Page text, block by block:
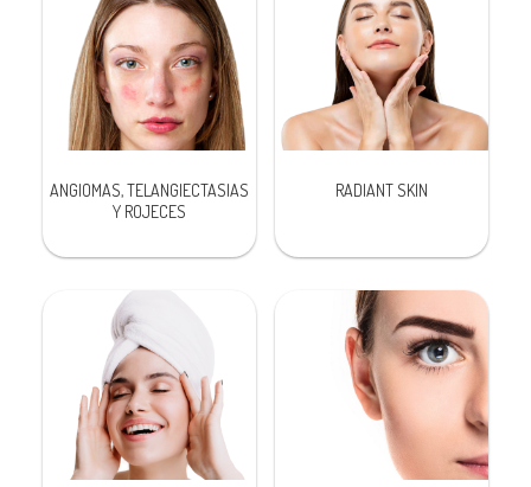
ANGIOMAS, TELANGIECTASIAS
Y ROJECES
RADIANT SKIN